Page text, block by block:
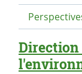
Direction